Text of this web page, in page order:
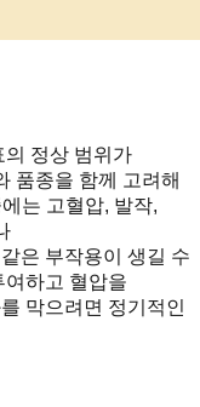
의 정상 범위가
품종을 함께 고려해
는 고혈압, 발작,
은 부작용이 생길 수
여하고 혈압을
막으려면 정기적인